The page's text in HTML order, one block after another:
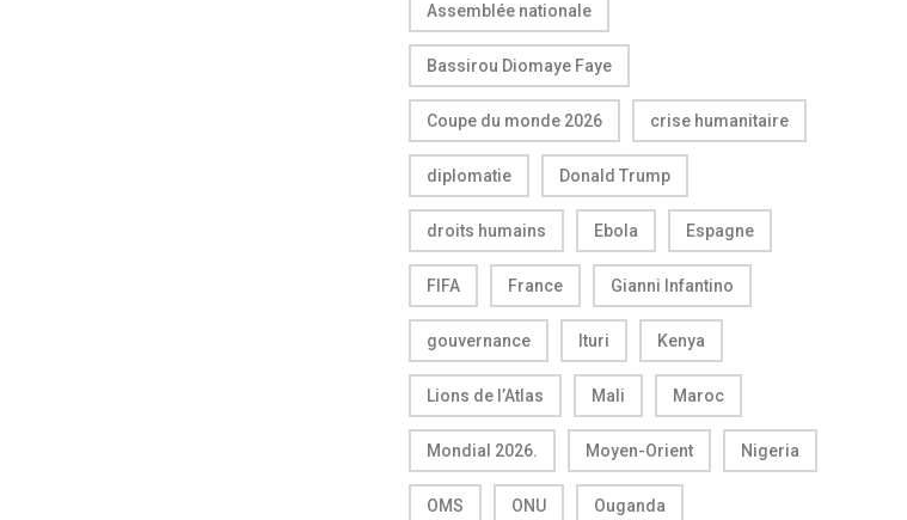
Assemblée nationale
Bassirou Diomaye Faye
Coupe du monde 2026 crise humanitaire
diplomatie Donald Trump
droits humains Ebola Espagne
FIFA France Gianni Infantino
gouvernance Ituri Kenya
Lions de l’Atlas Mali Maroc
Mondial 2026. Moyen-Orient Nigeria
OMS ONU Ouganda